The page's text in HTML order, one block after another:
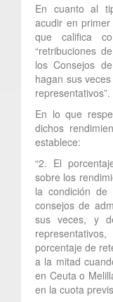
En cuanto al
acudir en
que califica
“retribuciones
los Consejos
hagan sus
representativos”.
En lo que
dichos
establece:
“2. El
sobre los
la condición de
consejos de
sus veces, y
porcentaje de
a la mitad
en Ceuta o
en la cuota